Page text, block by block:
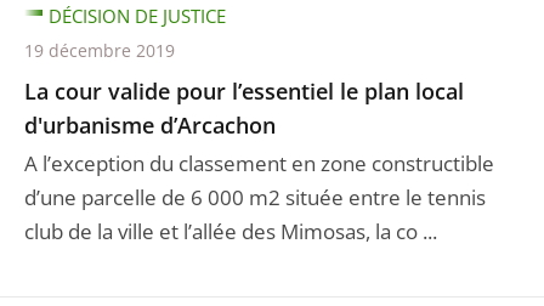
La cour valide pour l’essentiel le plan local
d'urbanisme d’Arcachon
A l’exception du classement en zone constructible
d’une parcelle de 6 000 m2 située entre le tennis
club de la ville et l’allée des Mimosas, la co ...
DÉCISION DE JUSTICE
19 décembre 2019